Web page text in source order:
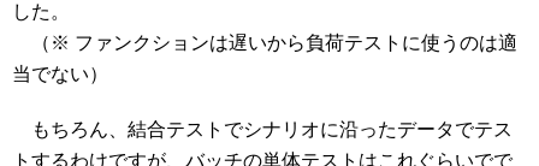
した。
（※ ファンクションは遅いから負荷テストに使うのは適
当でない）
もちろん、結合テストでシナリオに沿ったデータでテス
トするわけですが、バッチの単体テストはこれぐらいでで